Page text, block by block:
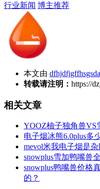
行业新闻 博主推荐
本文由
转载请注明： https://
相关文章
YOOZ柚子独角兽VS
电子烟冰熊6.0plus多
mevol米我电子烟是杂
snowplus雪加鸭嘴兽
snowplus鸭嘴兽价格
的？